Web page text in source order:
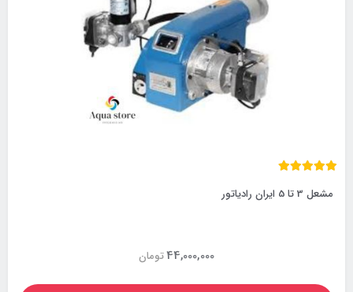
مشعل 3 تا 5 ایران رادیاتور
تومان44,000,000